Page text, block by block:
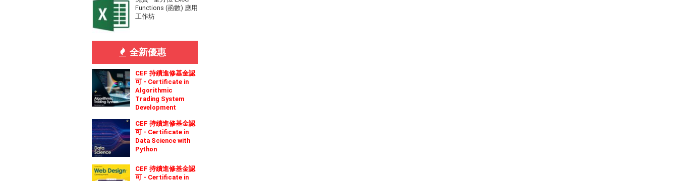
Functions (函數) 應用
工作坊
全新優惠
CEF 持續進修基金認
可 - Certificate in
Algorithmic
Trading System
Development
CEF 持續進修基金認
可 - Certificate in
Data Science with
Python
CEF 持續進修基金認
可 - Certificate in